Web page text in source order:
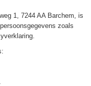
1, 7244 AA Barchem, is
zoals